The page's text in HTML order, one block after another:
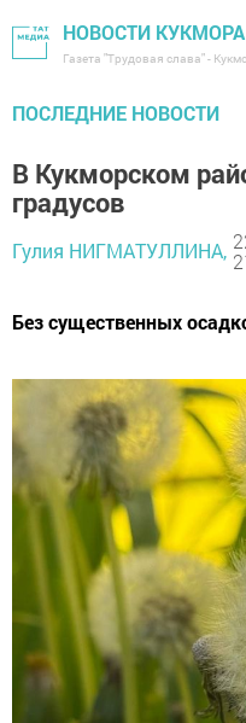
НОВОСТИ КУКМОРА
Газета "Трудовая слава" -
ПОСЛЕДНИЕ НОВОСТИ
В Кукморском
градусов
Гулия НИГМАТУЛЛИНА,
Без существенных